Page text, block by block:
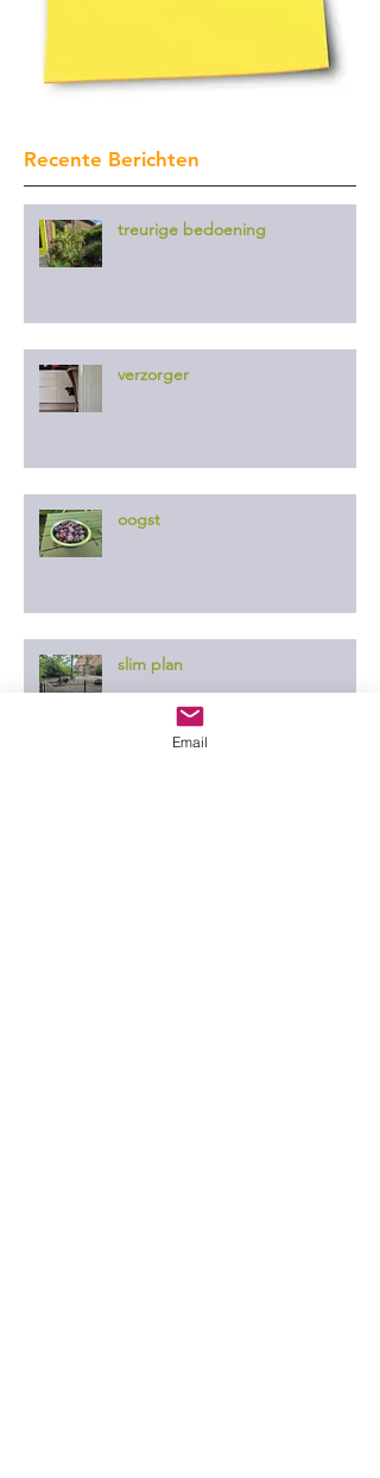
Recente Berichten
treurige bedoening
verzorger
oogst
slim plan
Email